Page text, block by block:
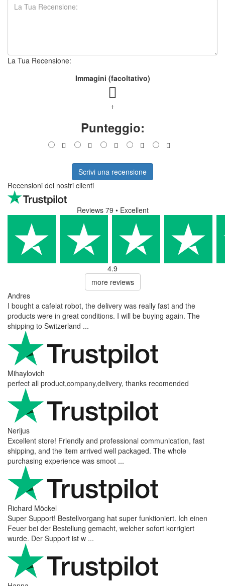
Moja maximálna spokojnosť s nakupom na Ekokapsule.sk.
0
La Tua Recensione:
Punteggio:
Scrivi una recensione
Recensioni dei nostri clienti
Reviews 79 • Excellent
4.9
more reviews
Andres
I bought a cafelat robot, the delivery was really fast and the
products were in great conditions. I will be buying again. The
shipping to Switzerland ...
Mihaylovich
perfect all product,company,delivery, thanks recomended
Nerijus
Excellent store! Friendly and professional communication, fast